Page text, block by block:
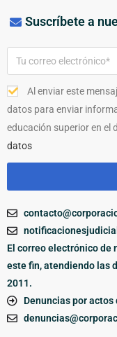
Suscríbete a
Al enviar este
datos para enviar
educación superior en el
datos
El correo electrónico de
este fin, atendiendo las
2011.
Denuncias por actos